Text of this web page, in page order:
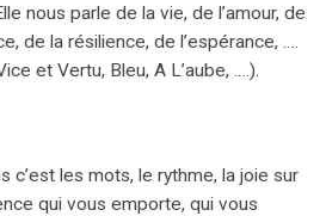
nous parle de la vie, de l’amour, de
de la résilience, de l’espérance, ….
et Vertu, Bleu, A L’aube, ….).
c’est les mots, le rythme, la joie sur
qui vous emporte, qui vous